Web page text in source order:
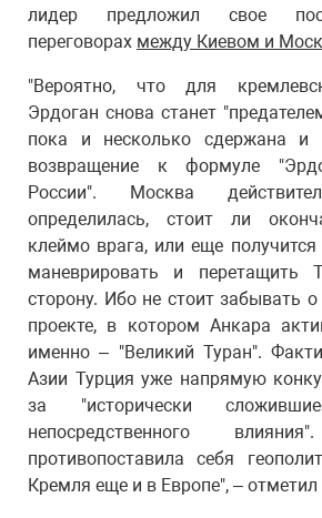
лидер предложил свое
переговорах между Киевом и
"Вероятно, что для
Эрдоган снова станет
пока и несколько сдержана и
возвращение к формуле
России". Москва
определилась, стоит ли
клеймо врага, или еще
маневрировать и
сторону. Ибо не стоит забывать о
проекте, в котором Анкара
именно – "Великий Туран".
Азии Турция уже напрямую
за "исторически
непосредственного
противопоставила себя
Кремля еще и в Европе", – отметил